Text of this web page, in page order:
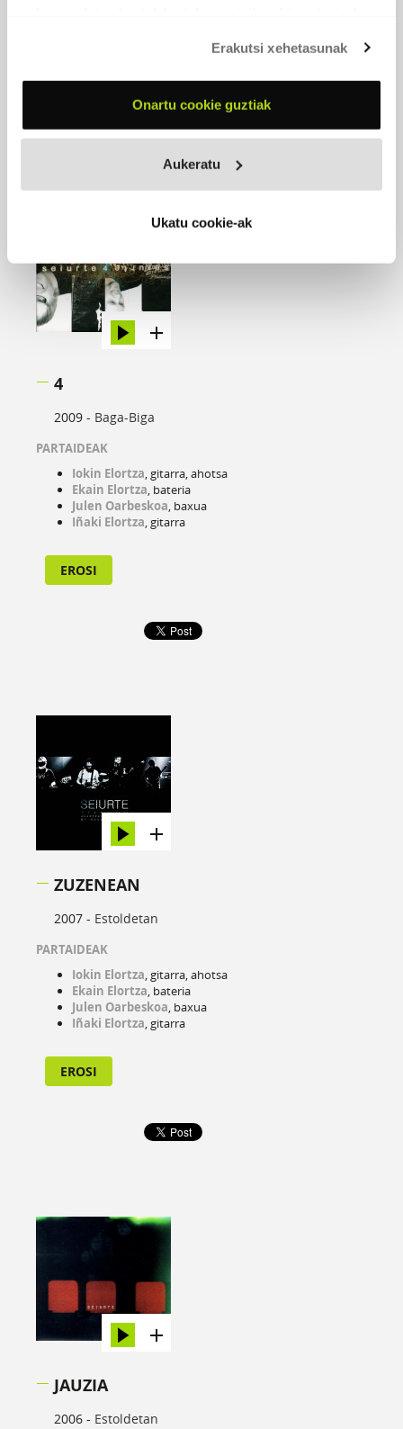
Erakutsi xehetasunak
Onartu cookie guztiak
Aukeratu
Ukatu cookie-ak
4
2009 - Baga-Biga
PARTAIDEAK
Iokin Elortza, gitarra, ahotsa
Ekain Elortza, bateria
Julen Oarbeskoa, baxua
Iñaki Elortza, gitarra
EROSI
ZUZENEAN
2007 - Estoldetan
PARTAIDEAK
Iokin Elortza, gitarra, ahotsa
Ekain Elortza, bateria
Julen Oarbeskoa, baxua
Iñaki Elortza, gitarra
EROSI
JAUZIA
2006 - Estoldetan